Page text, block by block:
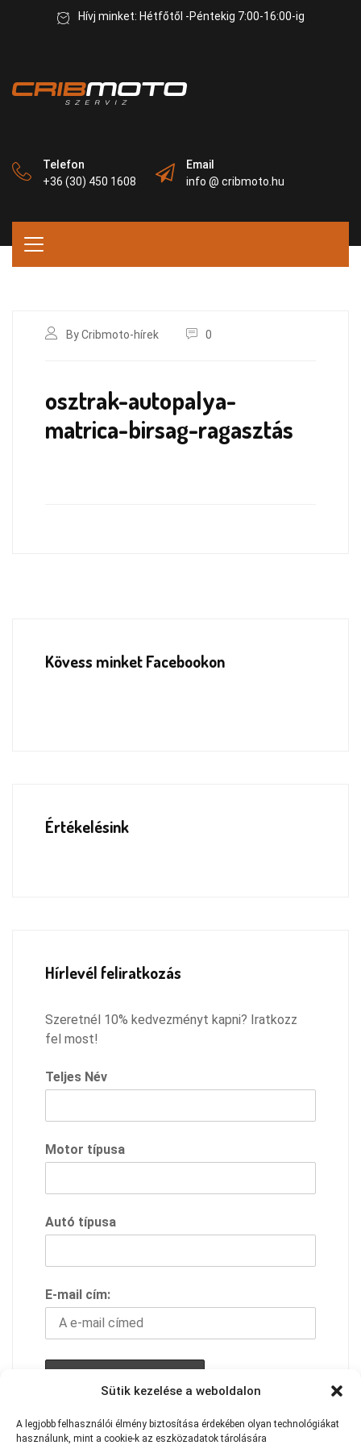
Sütik kezelése a weboldalon
A legjobb felhasználói élmény biztosítása érdekében olyan technológiákat
használunk, mint a cookie-k az eszközadatok tárolására
Hívj minket: Hétfőtől -Péntekig 7:00-16:00-ig
Telefon
+36 (30) 450 1608
Email
info @ cribmoto.hu
By Cribmoto-hírek 0
osztrak-autopalya-
matrica-birsag-ragasztás
Kövess minket Facebookon
Értékelésink
Hírlevél feliratkozás
Szeretnél 10% kedvezményt kapni? Iratkozz
fel most!
Teljes Név
Motor típusa
Autó típusa
E-mail cím:
A feliratkozással elfogadod adavédelmi
szabályzatunkat